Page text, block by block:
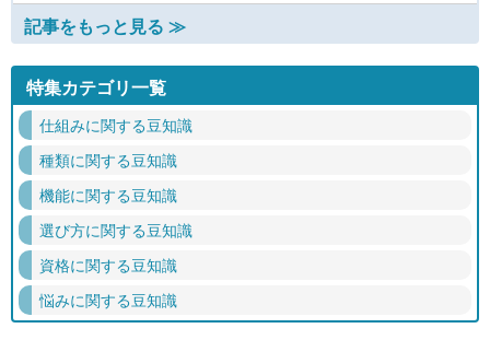
記事をもっと見る ≫
特集カテゴリ一覧
仕組みに関する豆知識
種類に関する豆知識
機能に関する豆知識
選び方に関する豆知識
資格に関する豆知識
悩みに関する豆知識